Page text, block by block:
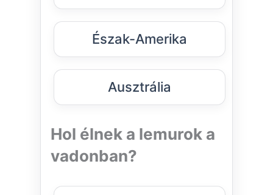
Észak-Amerika
Ausztrália
Hol élnek a lemurok a
vadonban?